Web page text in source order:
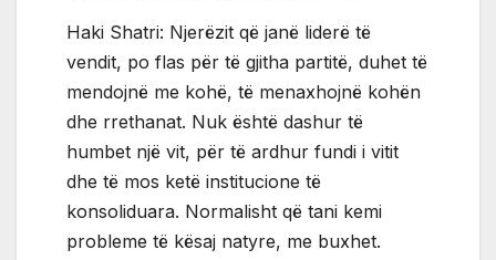
Haki Shatri: Njerëzit që janë liderë të
vendit, po flas për të gjitha partitë, duhet të
mendojnë me kohë, të menaxhojnë kohën
dhe rrethanat. Nuk është dashur të
humbet një vit, për të ardhur fundi i vitit
dhe të mos ketë institucione të
konsoliduara. Normalisht që tani kemi
probleme të kësaj natyre, me buxhet.